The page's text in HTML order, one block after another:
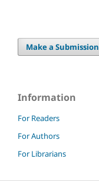
Make a Submission
Information
For Readers
For Authors
For Librarians